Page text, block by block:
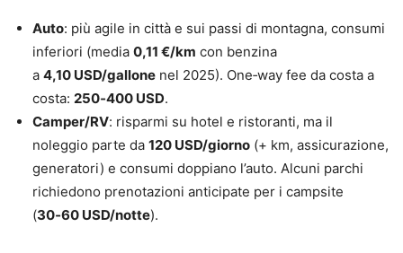
Auto: più agile in città e sui passi di montagna, consumi
inferiori (media 0,11 €/km con benzina
a 4,10 USD/gallone nel 2025). One‑way fee da costa a
costa: 250‑400 USD.
Camper/RV: risparmi su hotel e ristoranti, ma il
noleggio parte da 120 USD/giorno (+ km, assicurazione,
generatori) e consumi doppiano l’auto. Alcuni parchi
richiedono prenotazioni anticipate per i campsite
(30‑60 USD/notte).